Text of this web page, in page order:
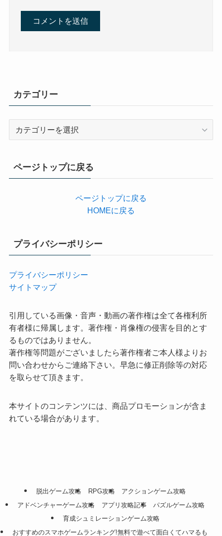
カテゴリー
ページトップに戻る
ページトップに戻る
HOMEに戻る
プライバシーポリシー
プライバシーポリシー
サイトマップ
引用している画像・音声・動画の著作権は全て各権利所
有者様に帰属します。著作権・肖像権の侵害を目的とす
るものではありません。
著作権等問題がございましたら著作権者ご本人様よりお
問い合わせからご連絡下さい。早急に修正削除等の対応
を取らせて頂きます。
本サイトのコンテンツには、商品プロモーションが含ま
れている場合があります。
脱出ゲーム攻略 RPG攻略
アクションゲーム攻略
アドベンチャーゲーム攻略
アプリ攻略記事
パズルゲーム攻略
育成シュミレーションゲーム攻略
おすすめのスマホゲームランキング!無料で遊べて面白くてハマるも